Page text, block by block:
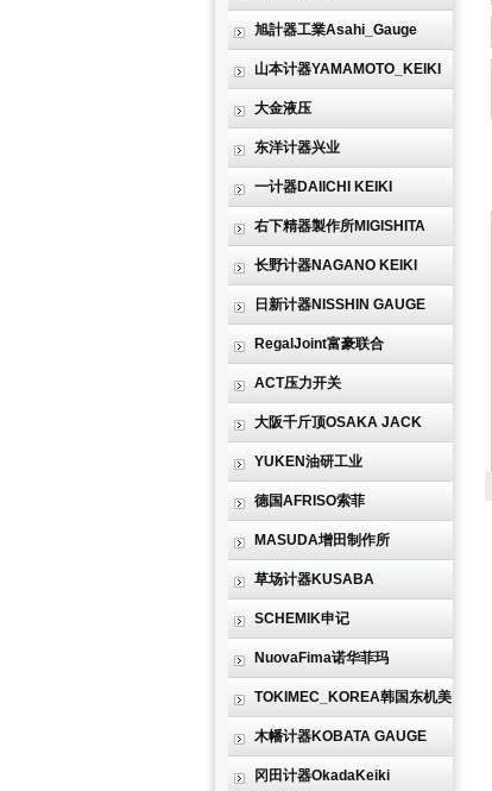
旭計器工業Asahi_Gauge
山本计器YAMAMOTO_KEIKI
大金液压
东洋计器兴业
一计器DAIICHI KEIKI
右下精器製作所MIGISHITA
长野计器NAGANO KEIKI
日新计器NISSHIN GAUGE
RegalJoint富豪联合
ACT压力开关
大阪千斤顶OSAKA JACK
YUKEN油研工业
德国AFRISO索菲
MASUDA增田制作所
草场计器KUSABA
SCHEMIK申记
NuovaFima诺华菲玛
TOKIMEC_KOREA韩国东机美
木幡计器KOBATA GAUGE
冈田计器OkadaKeiki